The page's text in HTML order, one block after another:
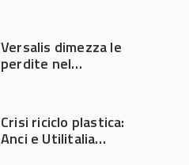
Versalis dimezza le
perdite nel
Crisi riciclo plastica:
Anci e Utilitalia